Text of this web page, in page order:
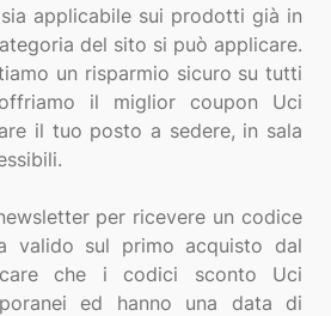
applicabile sui prodotti già in
del sito si può applicare.
un risparmio sicuro su tutti
il miglior coupon Uci
il tuo posto a sedere, in sala
per ricevere un codice
valido sul primo acquisto dal
che i codici sconto Uci
ed hanno una data di